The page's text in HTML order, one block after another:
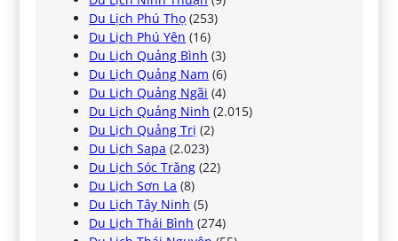
Du Lịch Phú Thọ (253)
Du Lịch Phú Yên (16)
Du Lịch Quảng Bình (3)
Du Lịch Quảng Nam (6)
Du Lịch Quảng Ngãi (4)
Du Lịch Quảng Ninh (2.015)
Du Lịch Quảng Trị (2)
Du Lịch Sapa (2.023)
Du Lịch Sóc Trăng (22)
Du Lịch Sơn La (8)
Du Lịch Tây Ninh (5)
Du Lịch Thái Bình (274)